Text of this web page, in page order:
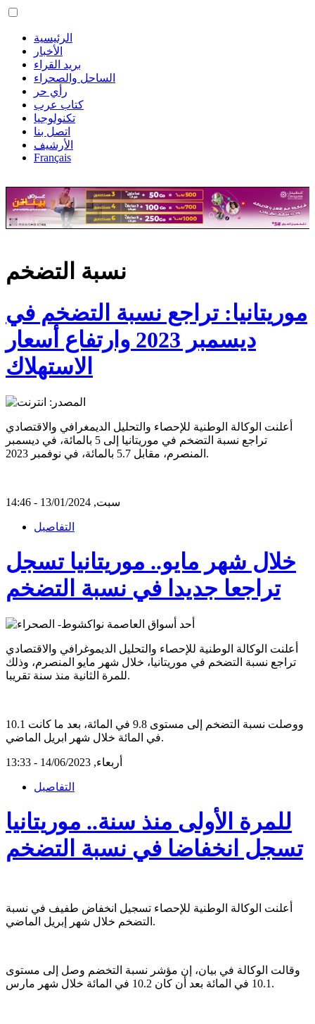
الرئيسية
الأخبار
بريد القراء
الساحل والصحراء
رأي حر
كتاب عرب
تكنولوجيا
اتصل بنا
الأرشيف
Français
نسبة التضخم
موريتانيا: تراجع نسبة التضخم في
ديسمبر 2023 وارتفاع أسعار
الاستهلاك
أعلنت الوكالة الوطنية للإحصاء والتحليل الديمغرافي والاقتصادي
تراجع نسبة التضخم في موريتانيا إلى 5 بالمائة، في ديسمبر
المنصرم، مقابل 5.7 بالمائة، في نوفمبر 2023.
سبت, 13/01/2024 - 14:46
التفاصيل
خلال شهر مايو.. موريتانيا تسجل
تراجعا جديدا في نسبة التضخم
أعلنت الوكالة الوطنية للإحصاء والتحليل الديموغرافي والاقتصادي
تراجع نسبة التضخم في موريتانيا، خلال شهر مايو المنصرم، وذلك
للمرة الثانية منذ سنة تقريبا.
ووصلت نسبة التضخم إلى مستوى 9.8 في المائة، بعد ما كانت 10.1
في المائة خلال شهر ابريل الماضي.
أربعاء, 14/06/2023 - 13:33
التفاصيل
للمرة الأولى منذ سنة.. موريتانيا
تسجل انخفاضا في نسبة التضخم
أعلنت الوكالة الوطنية للإحصاء تسجيل انخفاض طفيف في نسبة
التضخم خلال شهر إبريل الماضي.
وقالت الوكالة في بيان، إن مؤشر نسبة التخضم وصل إلى مستوى
10.1 في المائة بعد أن كان 10.2 في المائة خلال شهر مارس.